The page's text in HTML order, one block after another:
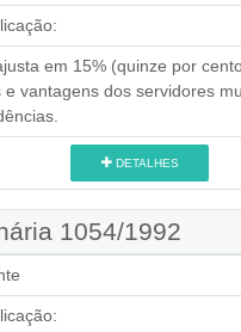
em 15% (quinze por
e vantagens dos servidores
DETALHES
1054/1992